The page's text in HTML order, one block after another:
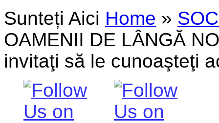
Sunteți Aici Home »
OAMENII DE LÂNGĂ
invitaţi să le cunoaşteţi